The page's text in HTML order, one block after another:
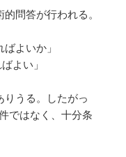
問答が行われる。
よいか」
よい」
うる。したがっ
ではなく、十分条